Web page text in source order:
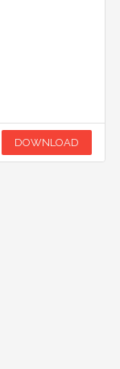
DOWNLOAD